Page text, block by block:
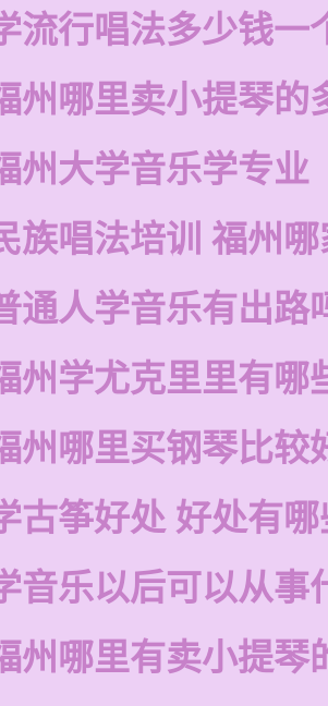
流行唱法多少钱一
州哪里卖小提琴的
州大学音乐学专业
族唱法培训 福州
通人学音乐有出路
州学尤克里里有哪
州哪里买钢琴比较
古筝好处 好处有哪
音乐以后可以从事
州哪里有卖小提琴